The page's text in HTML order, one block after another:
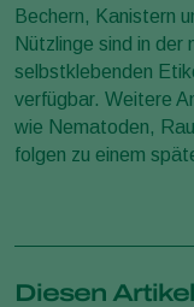
Bechern, Kanistern
Nützlinge sind in der
selbstklebenden
verfügbar. Weitere
wie Nematoden,
folgen zu einem
Diesen